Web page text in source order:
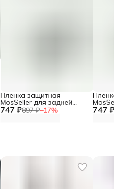
747 ₽897 ₽−17%
Пленка защитная
MosSeller для задней
панели для Apple iPhone 747 ₽
Пленка
панели